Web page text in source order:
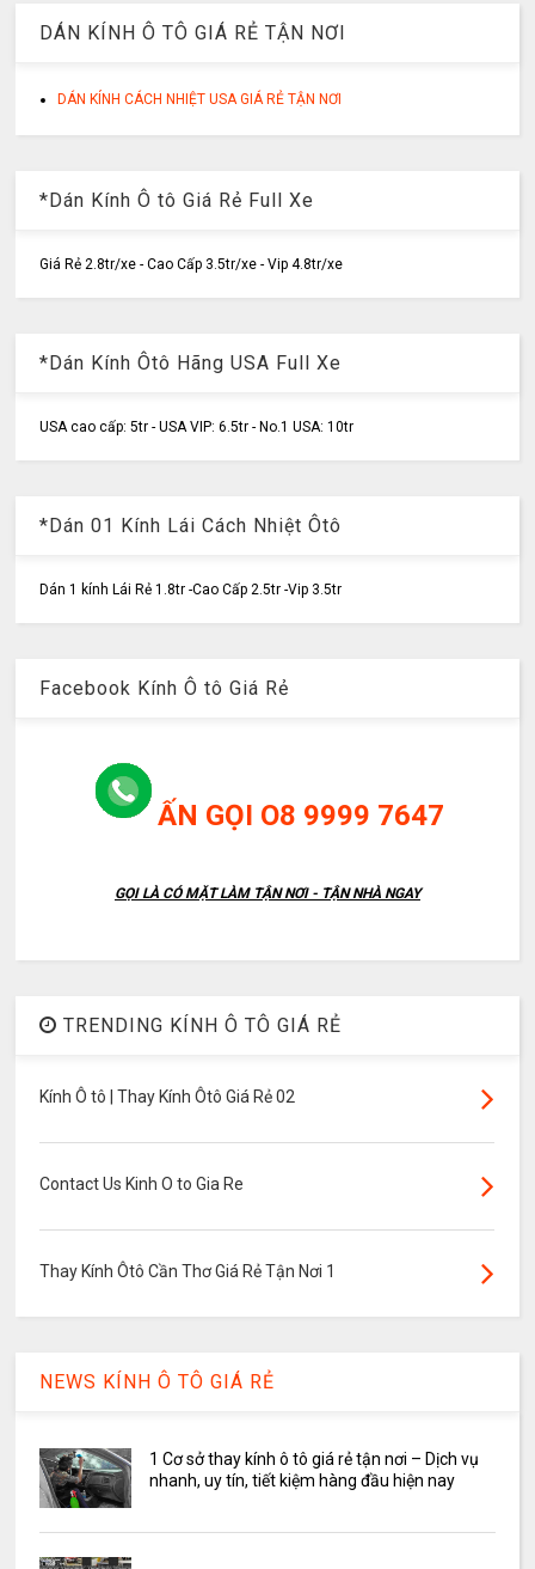
DÁN KÍNH Ô TÔ GIÁ RẺ TẬN NƠI
DÁN KÍNH CÁCH NHIỆT USA GIÁ RẺ TẬN NƠI
*Dán Kính Ô tô Giá Rẻ Full Xe
Giá Rẻ 2.8tr/xe - Cao Cấp 3.5tr/xe - Vip 4.8tr/xe
*Dán Kính Ôtô Hãng USA Full Xe
USA cao cấp: 5tr - USA VIP: 6.5tr - No.1 USA: 10tr
*Dán 01 Kính Lái Cách Nhiệt Ôtô
Dán 1 kính Lái Rẻ 1.8tr -Cao Cấp 2.5tr -Vip 3.5tr
Facebook Kính Ô tô Giá Rẻ
ẤN GỌI O8 9999 7647
GỌI LÀ CÓ MẶT LÀM TẬN NƠI - TẬN NHÀ NGAY
TRENDING KÍNH Ô TÔ GIÁ RẺ
Kính Ô tô | Thay Kính Ôtô Giá Rẻ 02
Contact Us Kinh O to Gia Re
Thay Kính Ôtô Cần Thơ Giá Rẻ Tận Nơi 1
NEWS KÍNH Ô TÔ GIÁ RẺ
1 Cơ sở thay kính ô tô giá rẻ tận nơi – Dịch vụ
nhanh, uy tín, tiết kiệm hàng đầu hiện nay